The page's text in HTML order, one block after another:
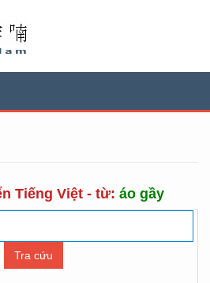
Tiếng Việt - từ: áo gầy